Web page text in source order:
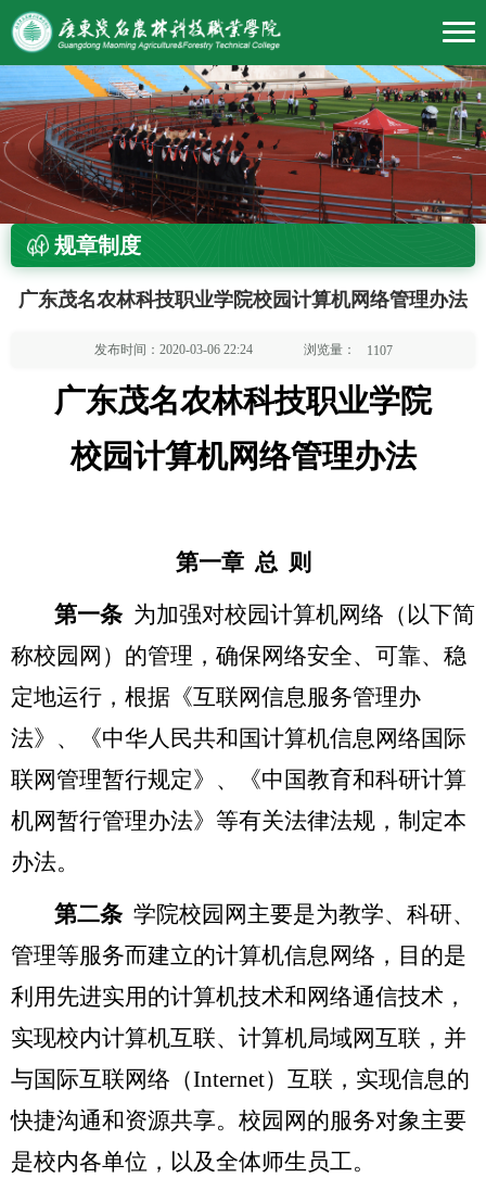
规章制度
广东茂名农林科技职业学院校园计算机网络管理办法
发布时间：2020-03-06 22:24 浏览量： 1107
广东茂名农林科技职业学院
校园计算机网络管理办法
第一章 总 则
第一条 为加强对校园计算机网络（以下简
称校园网）的管理，确保网络安全、可靠、稳
定地运行，根据 《互联网信息服务管理办
法》、
《中华人民共和国计算机信息网络国际
联网管理暂行规定》、《中国教育和科研计算
机网暂行管理办法》等有关法律法规，制定本
办法。
第二条 学院校园网主要是为教学、科研、
管理等服务而建立的计算机信息网络，目的是
利用先进实用的计算机技术和网络通信技术，
实现校内计算机互联、计算机局域网互联，并
与国际互联网络（Internet）互联，实现信息的
快捷沟通和资源共享。校园网的服务对象主要
是校内各单位，以及全体师生员工。